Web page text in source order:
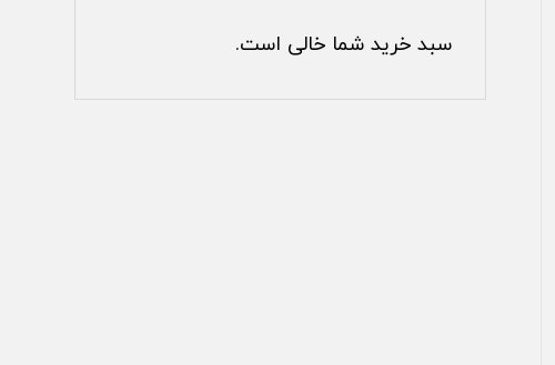
سبد خرید شما خالی است.